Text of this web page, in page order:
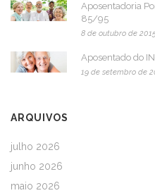
Aposentadoria
85/95
8 de outubro de
Aposentado do
19 de setembro de
ARQUIVOS
julho 2026
junho 2026
maio 2026